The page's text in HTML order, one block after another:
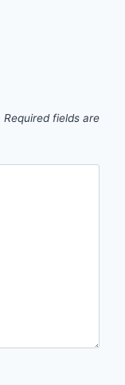
Required fields are